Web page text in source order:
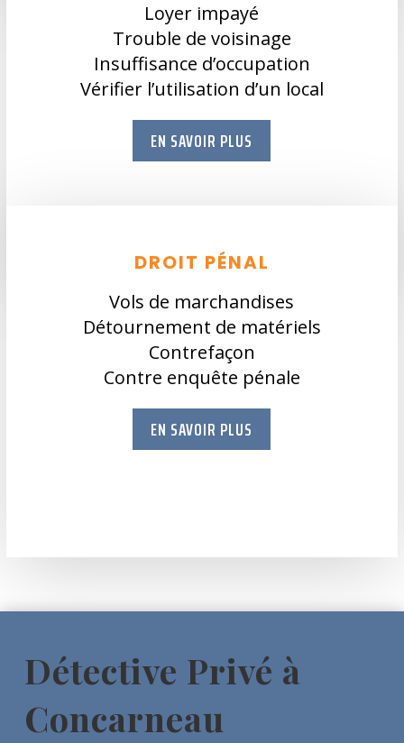
Loyer impayé
Trouble de voisinage
Insuffisance d’occupation
Vérifier l’utilisation d’un local
EN SAVOIR PLUS
DROIT PÉNAL
Vols de marchandises
Détournement de matériels
Contrefaçon
Contre enquête pénale
EN SAVOIR PLUS
Détective Privé à
Concarneau